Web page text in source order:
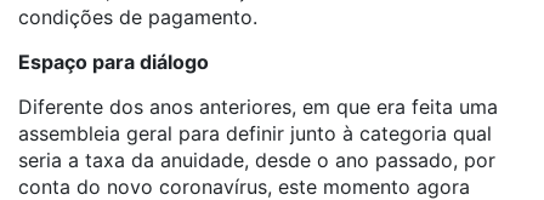
condições de pagamento.
Espaço para diálogo
Diferente dos anos anteriores, em que era feita uma
assembleia geral para definir junto à categoria qual
seria a taxa da anuidade, desde o ano passado, por
conta do novo coronavírus, este momento agora